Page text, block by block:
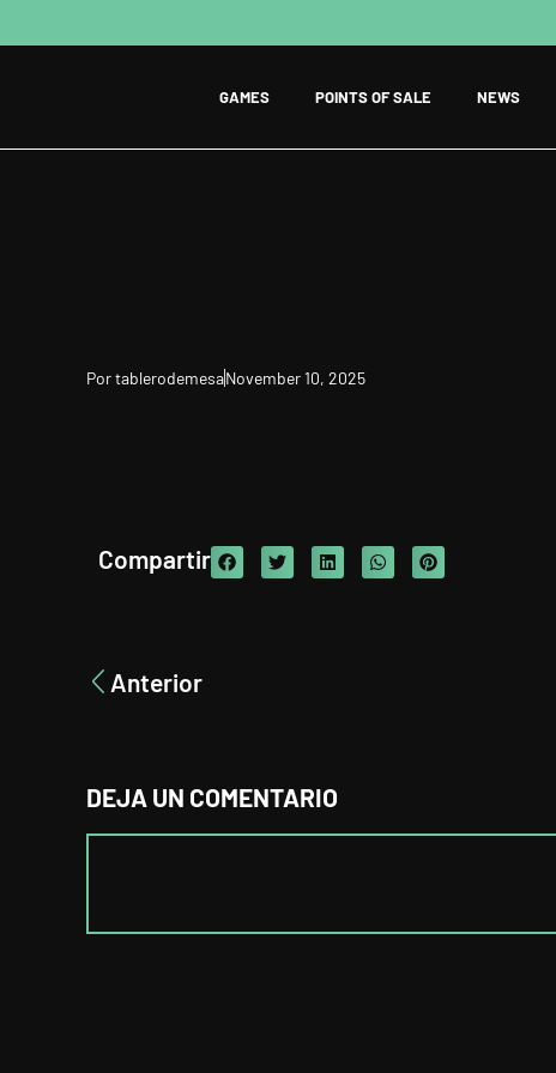
GAMES POINTS OF SALE NEWS
PortablerodemesaNovember 10, 2025
Compartir
Anterior
DEJA UN COMENTARIO